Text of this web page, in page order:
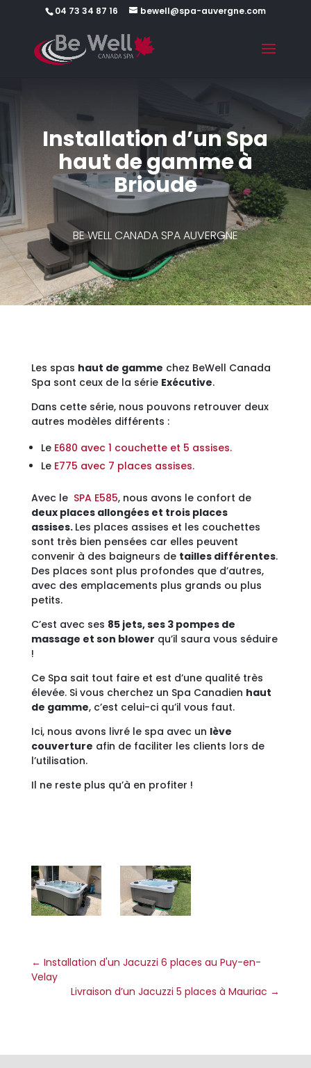
04 73 34 87 16 bewell@spa-auvergne.com
Installation d’un Spa
haut de gamme à
Brioude
BE WELL CANADA SPA AUVERGNE
Les spas haut de gamme chez BeWell Canada
Spa sont ceux de la série Exécutive.
Dans cette série, nous pouvons retrouver deux
autres modèles différents :
Le E680 avec 1 couchette et 5 assises.
Le E775 avec 7 places assises.
Avec le SPA E585, nous avons le confort de
deux places allongées et trois places
assises. Les places assises et les couchettes
sont très bien pensées car elles peuvent
convenir à des baigneurs de tailles différentes.
Des places sont plus profondes que d’autres,
avec des emplacements plus grands ou plus
petits.
C’est avec ses 85 jets, ses 3 pompes de
massage et son blower qu’il saura vous séduire
!
Ce Spa sait tout faire et est d’une qualité très
élevée. Si vous cherchez un Spa Canadien haut
de gamme, c’est celui-ci qu’il vous faut.
Ici, nous avons livré le spa avec un lève
couverture afin de faciliter les clients lors de
l’utilisation.
Il ne reste plus qu’à en profiter !
← Installation d'un Jacuzzi 6 places au Puy-en-
Velay
Livraison d’un Jacuzzi 5 places à Mauriac →